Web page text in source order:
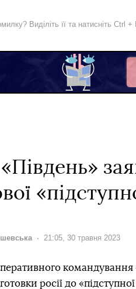
Виділіть її та натисніть Ctrl +
Дата:
21:05, 30 травня 2023
командування
росії до